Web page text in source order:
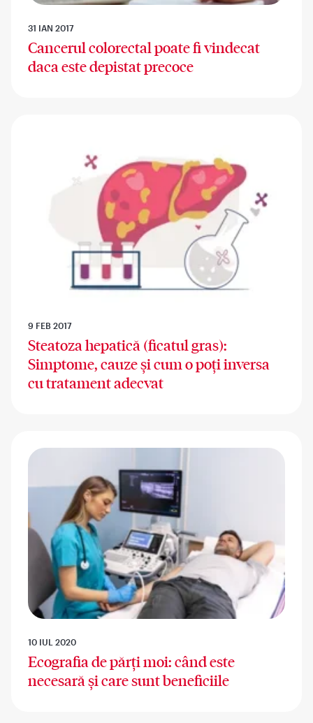
31 IAN 2017
Cancerul colorectal poate fi vindecat
daca este depistat precoce
9 FEB 2017
Steatoza hepatică (ficatul gras):
Simptome, cauze și cum o poți inversa
cu tratament adecvat
10 IUL 2020
Ecografia de părți moi: când este
necesară și care sunt beneficiile